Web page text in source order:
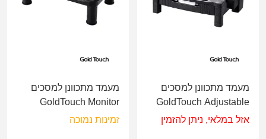
מעמד מתכוונן למסכים
GoldTouch Adjustable
Monitor Stand
אזל במלאי, ניתן להזמין
מעמד מתכוונן למסכים
GoldTouch Monitor
Stand
זמינות נמוכה